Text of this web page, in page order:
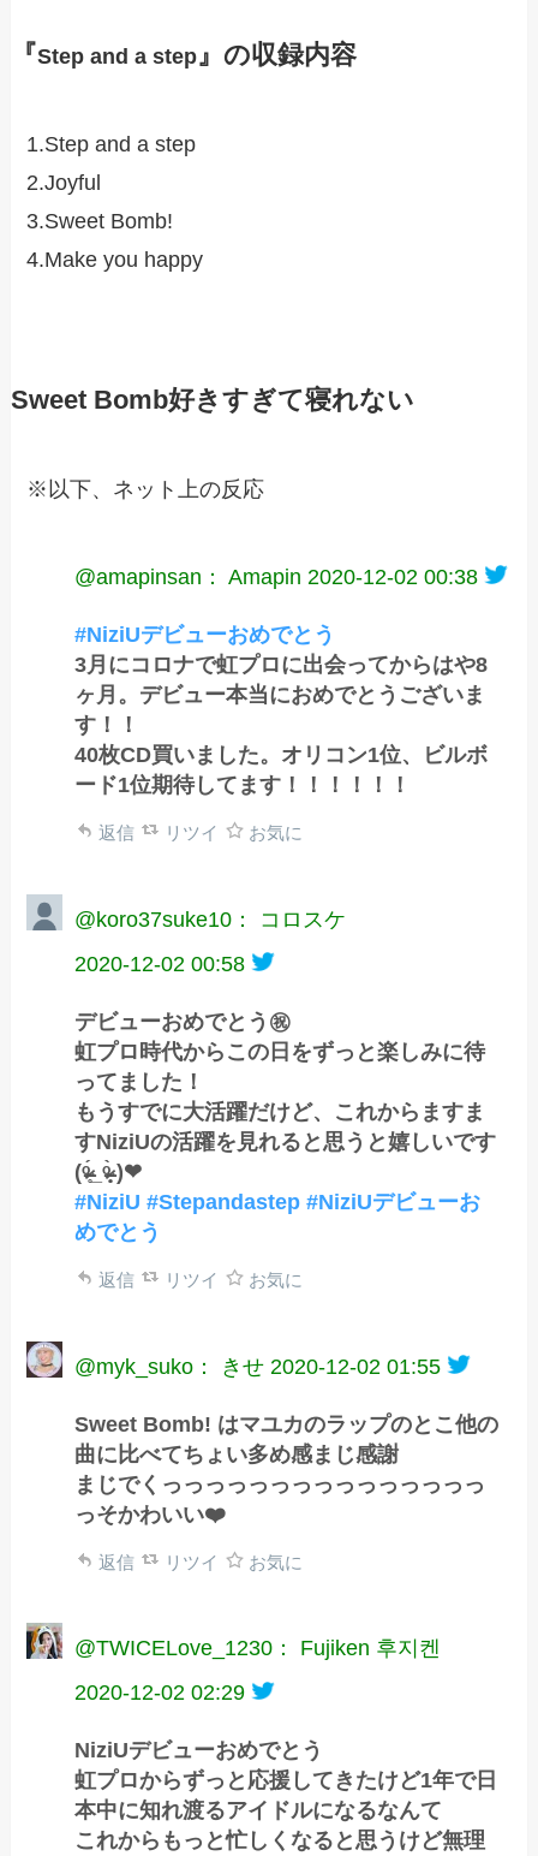
『Step and a step』の収録内容
1.Step and a step
2.Joyful
3.Sweet Bomb!
4.Make you happy
Sweet Bomb好きすぎて寝れない
※以下、ネット上の反応
@amapinsan： Amapin 2020-12-02 00:38
#NiziUデビューおめでとう
3月にコロナで虹プロに出会ってからはや8
ヶ月。デビュー本当におめでとうございま
す！！
40枚CD買いました。オリコン1位、ビルボ
ード1位期待してます！！！！！！
返信 リツイ お気に
@koro37suke10： コロスケ
2020-12-02 00:58
デビューおめでとう㊗️
虹プロ時代からこの日をずっと楽しみに待
ってました！
もうすでに大活躍だけど、これからますま
すNiziUの活躍を見れると思うと嬉しいです
(ᵒ̴̶̷̥́_ᵒ̴̶̷̣̥̀ )❤︎
#NiziU #Stepandastep #NiziUデビューお
めでとう
返信 リツイ お気に
@myk_suko： きせ 2020-12-02 01:55
Sweet Bomb! はマユカのラップのとこ他の
曲に比べてちょい多め感まじ感謝
まじでくっっっっっっっっっっっっっっっ
っそかわいい❤️
返信 リツイ お気に
@TWICELove_1230： Fujiken 후지켄
2020-12-02 02:29
NiziUデビューおめでとう
虹プロからずっと応援してきたけど1年で日
本中に知れ渡るアイドルになるなんて
これからもっと忙しくなると思うけど無理